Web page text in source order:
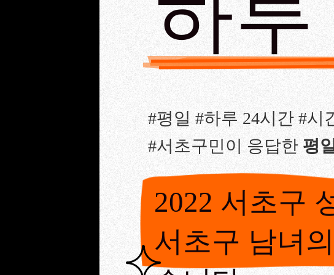
#평일 #하루 24시간 #
#서초구민이 응답한 평
2022 서초구
서초구 남녀